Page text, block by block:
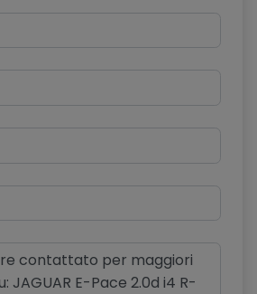
della velocità di crociera
attivo con Torque Vectoring by
Frenata di Emergenza (EBA)
per errato rifornimento carburante